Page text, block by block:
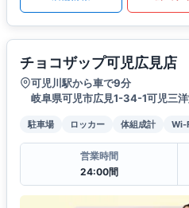
チョコザップ可児広見店
可児川駅から車で9分
岐阜県可児市広見1-34-1可児三洋
駐車場 ロッカー 体組成計 Wi-
営業時間
24:00間